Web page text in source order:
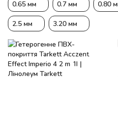
0.65 мм 0.7 мм 0.80
2.5 мм 3.20 мм